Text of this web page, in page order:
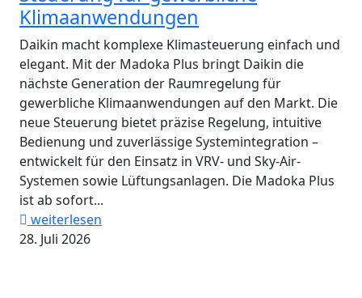
Klimaanwendungen
Daikin macht komplexe Klimasteuerung einfach und
elegant. Mit der Madoka Plus bringt Daikin die
nächste Generation der Raumregelung für
gewerbliche Klimaanwendungen auf den Markt. Die
neue Steuerung bietet präzise Regelung, intuitive
Bedienung und zuverlässige Systemintegration –
entwickelt für den Einsatz in VRV- und Sky-Air-
Systemen sowie Lüftungsanlagen. Die Madoka Plus
ist ab sofort...
weiterlesen
28. Juli 2026